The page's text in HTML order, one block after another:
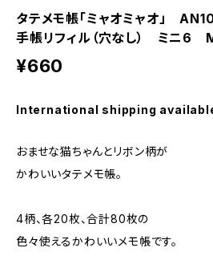
タテメモ帳「ミャオミャオ」
手帳リフィル（穴なし） ミニ6
¥660
International shipping
おませな猫ちゃんとリボン柄が
かわいいタテメモ帳。
4柄、各20枚、合計80枚の
色々使えるかわいいメモ帳です。